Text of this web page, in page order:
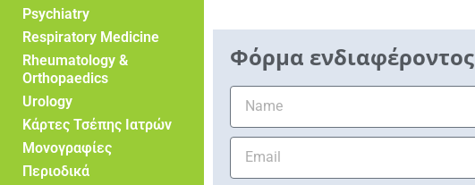
Psychiatry
Respiratory Medicine
Rheumatology &
Orthopaedics
Urology
Κάρτες Τσέπης Ιατρών
Μονογραφίες
Περιοδικά
Φόρμα ενδιαφέροντος